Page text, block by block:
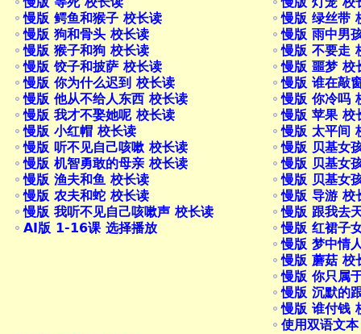
慢版 鳄鱼和猴子 校长读
慢版 狗和骨头 校长读
慢版 猴子和狗 校长读
慢版 饺子和披萨 校长读
慢版 你为什么迟到 校长读
慢版 他从不给人东西 校长读
慢版 我才不娶她呢 校长读
慢版 小红帽 校长读
慢版 听不见自己咳嗽 校长读
慢版 机智勇敢的母亲 校长读
慢版 渔夫和鱼 校长读
慢版 农夫和蛇 校长读
慢版 我听不见自己咳嗽声 校长读
AI版 1-16课 选择播放
慢版 绿丝带
慢版 雨中男
慢版 不要走
慢版 噩梦 校
慢版 谁在敲
慢版 你冷吗
慢版 苹果 校
慢版 太平间
慢版 贝基女
慢版 贝基女
慢版 贝基女
慢版 导游 校
慢版 跟我去
慢版 红裙子
慢版 梦中情
慢版 蘑菇 校
慢版 你只属
慢版 沉默的
慢版 谁付钱
使用双语文